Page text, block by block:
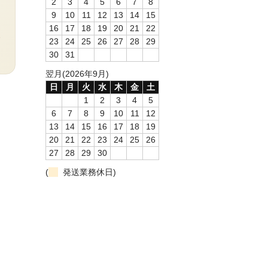
9
10 11 12 13 14
15
16
17 18 19 20 21
22
23
24 25 26 27 28
29
30
31
翌月(2026年9月)
日
月 火 水 木 金
土
1
2 3 4
5
6
7 8 9 10 11
12
13
14 15 16 17 18
19
20
21 22 23 24 25
26
27
28 29
30
(
発送業務休日)